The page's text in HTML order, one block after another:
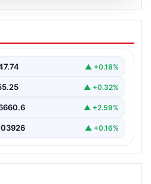
Terörsüz Türkiye
Tahmini
süredir üzerinde çalışılan
▲ +0.18%
▲ +0.32%
▲ +2.59%
▲ +0.16%